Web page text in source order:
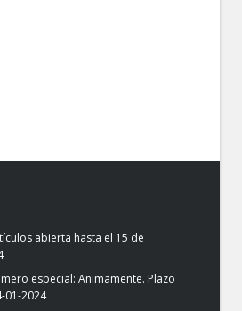
abierta hasta el 15 de
especial: Animamente. Plazo
01-2024